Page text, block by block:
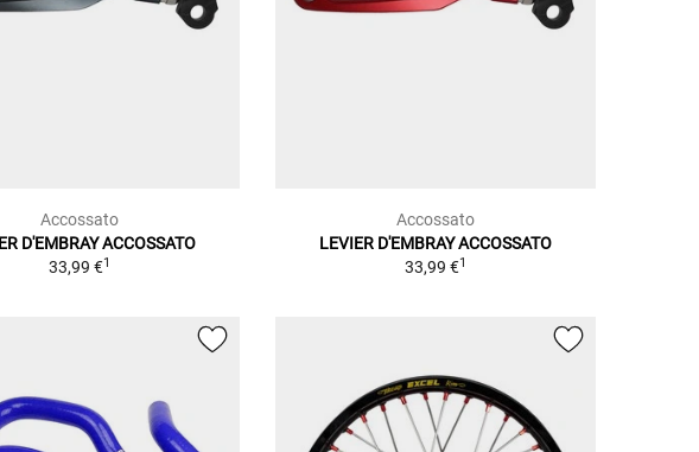
Accossato
D'EMBRAY ACCOSSATO
33,99 €1
Accossato
LEVIER D'EMBRAY ACCOSSATO
33,99 €1